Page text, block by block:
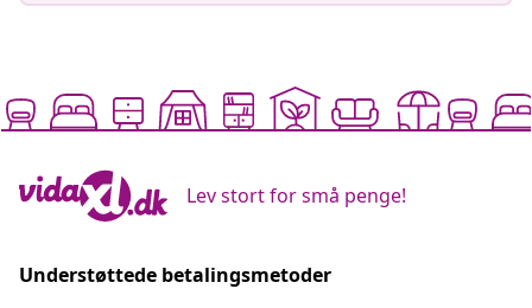
Lev stort for små penge!
Understøttede betalingsmetoder